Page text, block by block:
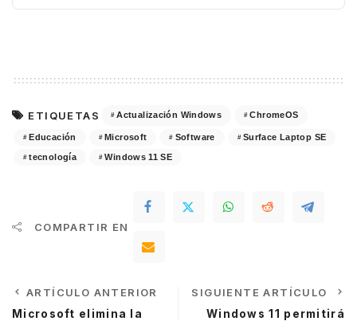
ETIQUETAS Actualización Windows ChromeOS
Educación Microsoft Software Surface Laptop SE
tecnología Windows 11 SE
COMPARTIR EN
ARTÍCULO ANTERIOR
Microsoft elimina la
SIGUIENTE ARTÍCULO
Windows 11 permitirá